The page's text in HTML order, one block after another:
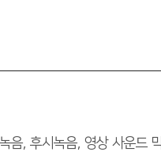
음, 후시녹음, 영상 사운드